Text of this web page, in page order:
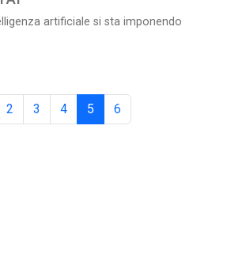
artificiale si sta imponendo
2 3 4 5 6